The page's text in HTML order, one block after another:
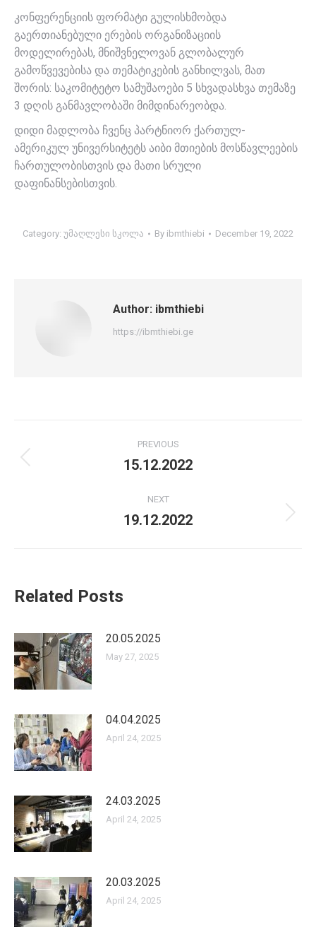
კონფერენციის ფორმატი გულისხმობდა
გაერთიანებული ერების ორგანიზაციის
მოდელირებას, მნიშვნელოვან გლობალურ
გამოწვევებისა და თემატიკების განხილვას, მათ
შორის: საკომიტეტო სამუშაოები 5 სხვადასხვა თემაზე
3 დღის განმავლობაში მიმდინარეობდა.
დიდი მადლობა ჩვენც პარტნიორ ქართულ-
ამერიკულ უნივერსიტეტს აიბი მთიების მოსწავლეების
ჩართულობისთვის და მათი სრული
დაფინანსებისთვის.
Category: უმაღლესი სკოლა By ibmthiebi December 19, 2022
Author: ibmthiebi
https://ibmthiebi.ge
navigation
PREVIOUS
Previous
15.12.2022
NEXT
Next
19.12.2022
Related Posts
20.05.2025
May 27, 2025
04.04.2025
April 24, 2025
24.03.2025
April 24, 2025
20.03.2025
April 24, 2025